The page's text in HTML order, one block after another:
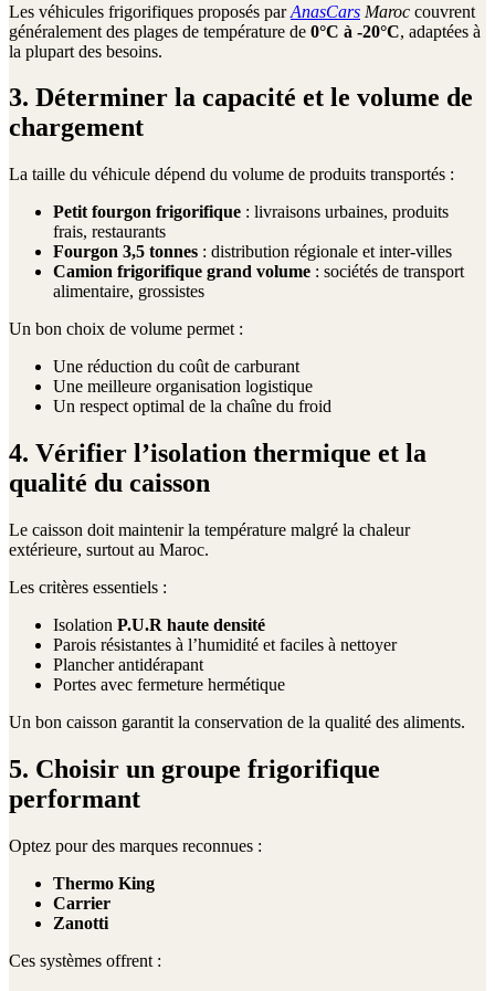
Les véhicules frigorifiques proposés parAnasCars Maroc couvrent
généralement des plages de température de 0°C à -20°C, adaptées à
la plupart des besoins.
3. Déterminer la capacité et le volume de
chargement
La taille du véhicule dépend du volume de produits transportés :
Petit fourgon frigorifique : livraisons urbaines, produits
frais, restaurants
Fourgon 3,5 tonnes : distribution régionale et inter-villes
Camion frigorifique grand volume : sociétés de transport
alimentaire, grossistes
Un bon choix de volume permet :
Une réduction du coût de carburant
Une meilleure organisation logistique
Un respect optimal de la chaîne du froid
4. Vérifier l’isolation thermique et la
qualité du caisson
Le caisson doit maintenir la température malgré la chaleur
extérieure, surtout au Maroc.
Les critères essentiels :
Isolation P.U.R haute densité
Parois résistantes à l’humidité et faciles à nettoyer
Plancher antidérapant
Portes avec fermeture hermétique
Un bon caisson garantit la conservation de la qualité des aliments.
5. Choisir un groupe frigorifique
performant
Optez pour des marques reconnues :
Thermo King
Carrier
Zanotti
Ces systèmes offrent :